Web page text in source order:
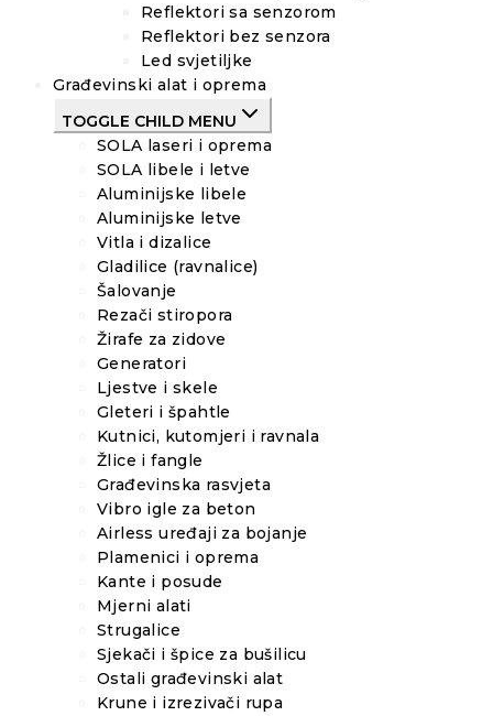
Reflektori sa senzorom
Reflektori bez senzora
Led svjetiljke
Građevinski alat i oprema
TOGGLE CHILD MENU
SOLA laseri i oprema
SOLA libele i letve
Aluminijske libele
Aluminijske letve
Vitla i dizalice
Gladilice (ravnalice)
Šalovanje
Rezači stiropora
Žirafe za zidove
Generatori
Ljestve i skele
Gleteri i špahtle
Kutnici, kutomjeri i ravnala
Žlice i fangle
Građevinska rasvjeta
Vibro igle za beton
Airless uređaji za bojanje
Plamenici i oprema
Kante i posude
Mjerni alati
Strugalice
Sjekači i špice za bušilicu
Ostali građevinski alat
Krune i izrezivači rupa